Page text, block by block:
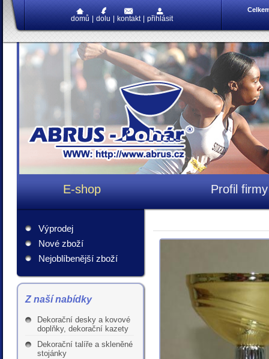
domů dolu kontakt přihlásit
E-shop Profil firmy
Výprodej
Nové zboží
Nejoblíbenější zboží
Z naší nabídky
Dekorační desky a kovové
doplňky, dekorační kazety
Dekorační talíře a skleněné
stojánky